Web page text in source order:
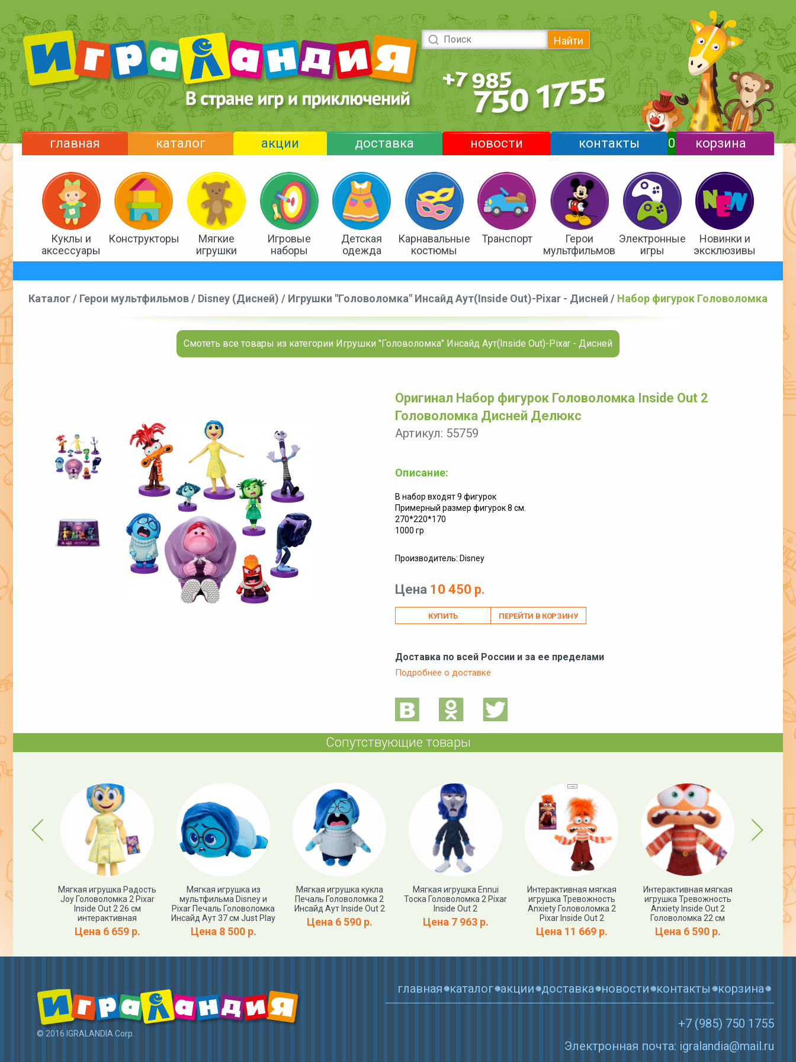
Найти
главная каталог акции доставка новости контакты 0 корзина
Куклы и
аксессуары
Конструкторы
Мягкие
игрушки
Игровые
наборы
Детская
одежда
Карнавальные
костюмы
Транспорт
Герои
мультфильмов
Электронные
игры
Новинки и
эксклюзивы
Каталог / Герои мультфильмов / Disney (Дисней) / Игрушки "Головоломка" Инсайд Аут(Inside Out)-Pixar - Дисней / Набор фигурок Головоломка
Смотеть все товары из категории Игрушки "Головоломка" Инсайд Аут(Inside Out)-Pixar - Дисней
Оригинал Набор фигурок Головоломка Inside Out 2
Головоломка Дисней Делюкс
Артикул: 55759
Описание:
В набор входят 9 фигурок
Примерный размер фигурок 8 см.
270*220*170
1000 гр
Производитель: Disney
Цена 10 450 р.
ПЕРЕЙТИ В КОРЗИНУ
Доставка по всей России и за ее пределами
Подробнее о доставке
Сопутствующие товары
Previous
Инсайд
Мягкая игрушка Радость
Joy Головоломка 2 Pixar
Inside Out 2 26 см
интерактивная
Цена 6 659 р.
Мягкая игрушка из
мультфильма Disney и
Pixar Печаль Головоломка
Инсайд Аут 37 см Just Play
Цена 8 500 р.
Мягкая игрушка кукла
Печаль Головоломка 2
Инсайд Аут Inside Out 2
Цена 6 590 р.
Мягкая игрушка Ennui
Тоска Головоломка 2 Pixar
Inside Out 2
Цена 7 963 р.
Интерактивная мягкая
игрушка Тревожность
Anxiety Головоломка 2
Pixar Inside Out 2
Цена 11 669 р.
Интерактивная мягкая
игрушка Тревожность
Anxiety Inside Out 2
Головоломка 22 см
Цена 6 590 р.
Мягкая
Next
© 2016 IGRALANDIA Corp.
главная каталог акции доставка новости контакты корзина
+7 (985) 750 1755
Электронная почта: igralandia@mail.ru